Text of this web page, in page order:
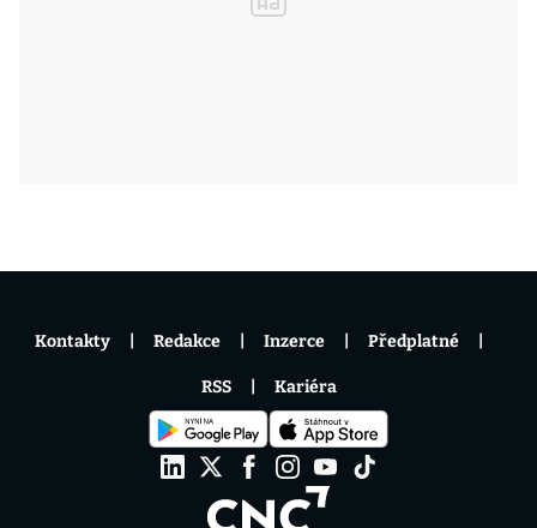
Kontakty Redakce Inzerce Předplatné
RSS Kariéra